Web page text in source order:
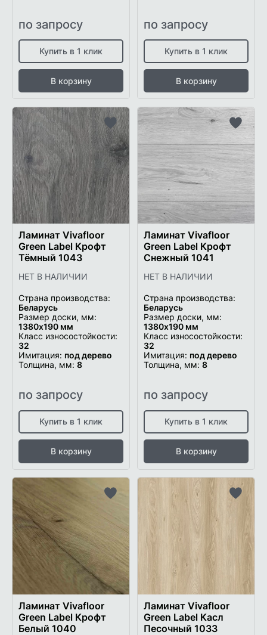
по запросу
Купить в 1 клик
В корзину
по запросу
Купить в 1 клик
В корзину
Добавить
в
список
желаемого
Ламинат Vivafloor
Green Label Крофт
Тёмный 1043
НЕТ В НАЛИЧИИ
Страна производства:
Беларусь
Размер доски, мм:
1380х190 мм
Класс износостойкости:
32
Имитация: под дерево
Толщина, мм:8
по запросу
Купить в 1 клик
В корзину
в
список
Ламинат Vivafloor
Green Label Крофт
Снежный 1041
НЕТ В НАЛИЧИИ
Страна производства:
Беларусь
Размер доски, мм:
1380х190 мм
Класс износостойкости:
32
Имитация: под дерево
Толщина, мм:8
по запросу
Купить в 1 клик
В корзину
список
желаемого
Ламинат Vivafloor
Green Label Крофт
Белый 1040
Ламинат Vivafloor
Green Label Касл
Песочный 1033